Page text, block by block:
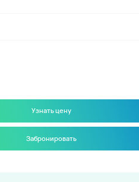
Узнать цену
Забронировать